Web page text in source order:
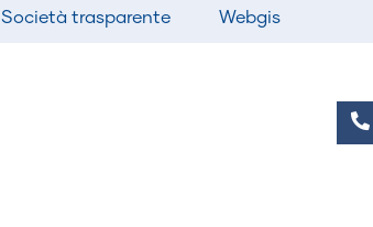
Società trasparente Webgis